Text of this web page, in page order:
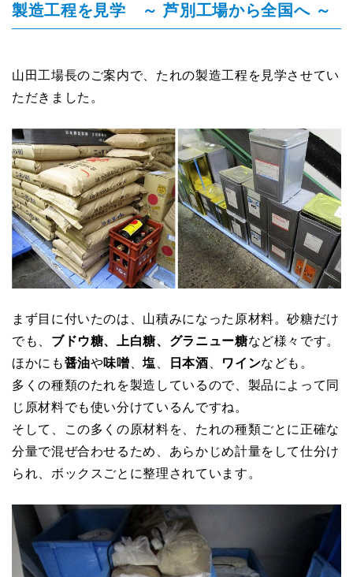
製造工程を見学 ～ 芦別工場から全国へ ～
山田工場長のご案内で、たれの製造工程を見学させてい
ただきました。
まず目に付いたのは、山積みになった原材料。砂糖だけ
でも、 ブドウ糖、上白糖、グラニュー糖など様々です。
ほかにも醤油や味噌 、塩 日本酒 ワインなども。
多くの種類のたれを製造しているので、製品によって同
じ原材料でも使い分けているんですね。
そして、この多くの原材料を、たれの種類ごとに正確な
分量で混ぜ合わせるため、あらかじめ計量をして仕分け
られ、ボックスごとに整理されています。